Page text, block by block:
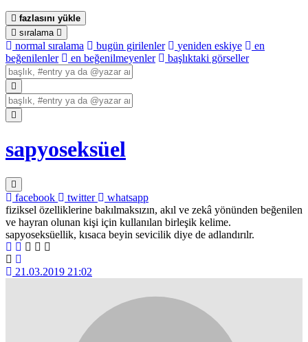
fazlasını yükle
sıralama
normal sıralama bugün girilenler yeniden eskiye
en
beğenilenler
en beğenilmeyenler başlıktaki görseller
sapyoseksüel
facebook twitter
whatsapp
fiziksel özelliklerine bakılmaksızın, akıl ve zekâ yönünden beğenilen
ve hayran olunan kişi için kullanılan birleşik kelime.
sapyoseksüellik, kısaca beyin sevicilik diye de adlandırılr.
21.03.2019 21:02